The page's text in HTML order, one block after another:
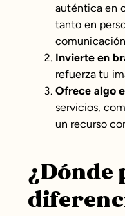
auténtica en
tanto en
Invierte en
refuerza tu
Ofrece algo
servicios,
un recurso
¿Dónde